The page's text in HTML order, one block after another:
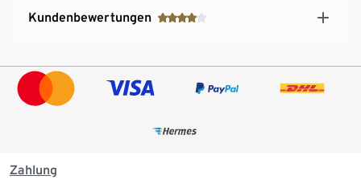
Kundenbewertungen
Zahlung